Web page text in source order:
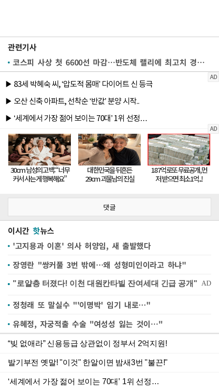
관련기사
코스피 사상 첫 6600선 마감…반도체 랠리에 최고치 경신(종합)
댓글
이시간 핫뉴스
'고지용과 이혼' 의사 허양임, 새 출발했다
장영란 "쌍커풀 3번 밖에…왜 성형미인이라고 하냐"
정청래 또 말실수 "'이명박' 임기 내로…"
유혜정, 자궁적출 수술 "여성성 잃는 것이…"